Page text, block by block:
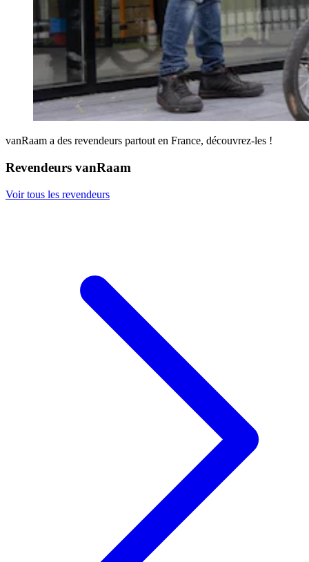
vanRaam a des revendeurs partout en France, découvrez-les !
Revendeurs vanRaam
Voir tous les revendeurs